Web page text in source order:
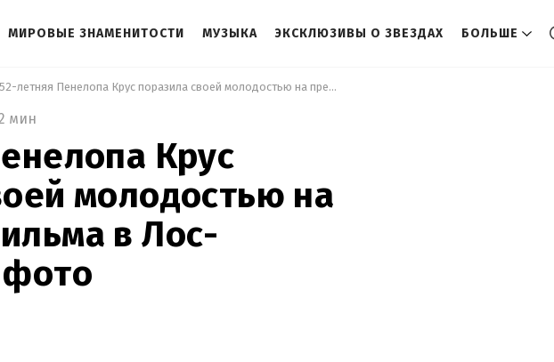
МИРОВЫЕ ЗНАМЕНИТОСТИ МУЗЫКА ЭКСКЛЮЗИВЫ О ЗВЕЗДАХ БОЛЬШЕ
52-летняя Пенелопа Крус поразила своей молодостью на премьере фильма в Лос-Анджелесе: фото
мин
Крус
молодостью на
в Лос-